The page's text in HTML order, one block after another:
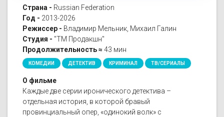
Страна - Russian Federation
Год - 2013-2026
Режиссер - Владимир Мельник, Михаил Галин
Студия - "ТМ Продакшн"
Продолжительность ≈ 43 мин
КОМЕДИИ ДЕТЕКТИВ КРИМИНАЛ ТВ/СЕРИАЛЫ
О фильме
Каждые две серии иронического детектива –
отдельная история, в которой бравый
провинциальный опер, «одинокий волк» с